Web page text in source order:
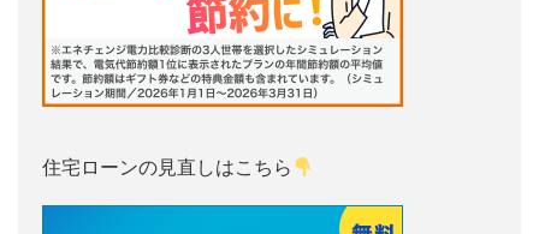
住宅ローンの見直しはこちら